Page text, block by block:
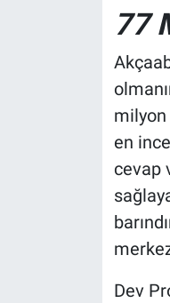
77
en
cevap
Dev